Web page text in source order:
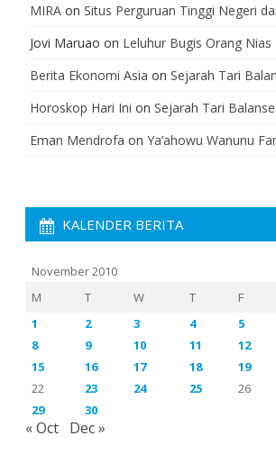
MIRA on Situs Perguruan Tinggi Negeri
Jovi Maruao on Leluhur Bugis Orang Nias
Berita Ekonomi Asia on Sejarah Tari
Horoskop Hari Ini on Sejarah Tari
Eman Mendrofa on Ya’ahowu Wanunu
KALENDER BERITA
November 2010
M
T W T F
1
2 3 4 5
8
9 10 11 12
15
16 17 18 19
22
23 24 25 26
29
30
« Oct Dec »